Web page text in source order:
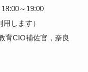
～19:00
します）
育CIO補佐官，奈良